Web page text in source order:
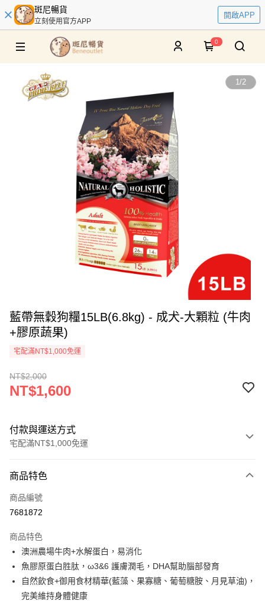
斑尼暢貨
立刻使用官方APP
開啟APP
0
1/2
藍帶無穀狗糧15LB(6.8kg) - 成犬-大顆粒 (牛肉
+膠原蔬果)
宅配滿NT$1,000免運
NT$2,000
NT$1,600
付款與運送方式
宅配滿NT$1,000免運
信用卡一次付款
LINE Pay
街口支付
悠遊付
ATM付款
商品特色
商品編號
7681872
商品特色
澳洲農場牛肉+水解蛋白，易消化
魚膠原蛋白胜肽，ω3&6 護膚潤毛，DHA幫助腦部發育
自然飲食+御用食材精華(藍藻、果寡糖、葡萄糖胺、月見草油)，
完美維持身體健康